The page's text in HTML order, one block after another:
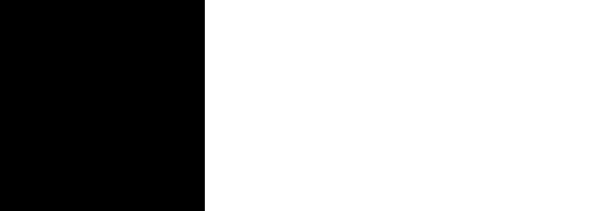
fiscale del richiedente."
e rappresentanza del Caf assegnato."